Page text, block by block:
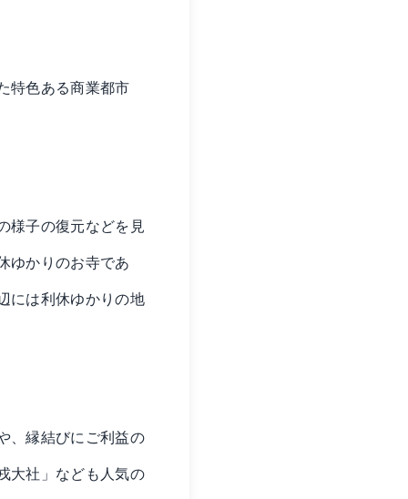
特色ある商業都市
様子の復元などを見
ゆかりのお寺であ
には利休ゆかりの地
、縁結びにご利益の
大社」なども人気の